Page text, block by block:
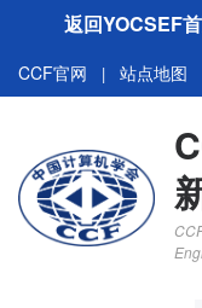
返回YOCSEF
CCF官网 | 站点地图